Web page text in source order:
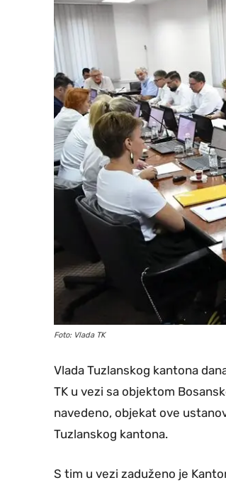
Foto: Vlada TK
Vlada Tuzlanskog kantona
TK u vezi sa objektom
navedeno, objekat ove
Tuzlanskog kantona.
S tim u vezi zaduženo je